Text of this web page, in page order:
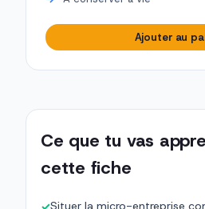
Ajouter au
Ce que tu vas
cette fiche
Situer la micro-entreprise